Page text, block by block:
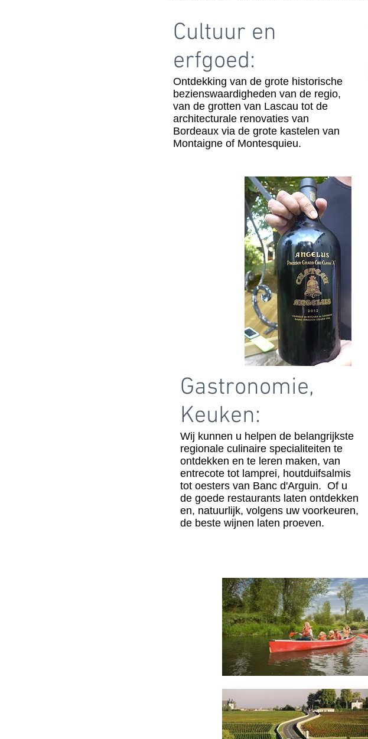
Cultuur en
erfgoed:
Ontdekking van de grote historische
bezienswaardigheden van de regio,
van de grotten van Lascau tot de
architecturale renovaties van
Bordeaux via de grote kastelen van
Montaigne of Montesquieu.
Gastronomie,
Keuken:
Wij kunnen u helpen de belangrijkste
regionale culinaire specialiteiten te
ontdekken en te leren maken, van
entrecote tot lamprei, houtduifsalmis
tot oesters van Banc d'Arguin. Of u
de goede restaurants laten ontdekken
en, natuurlijk, volgens uw voorkeuren,
de beste wijnen laten proeven.